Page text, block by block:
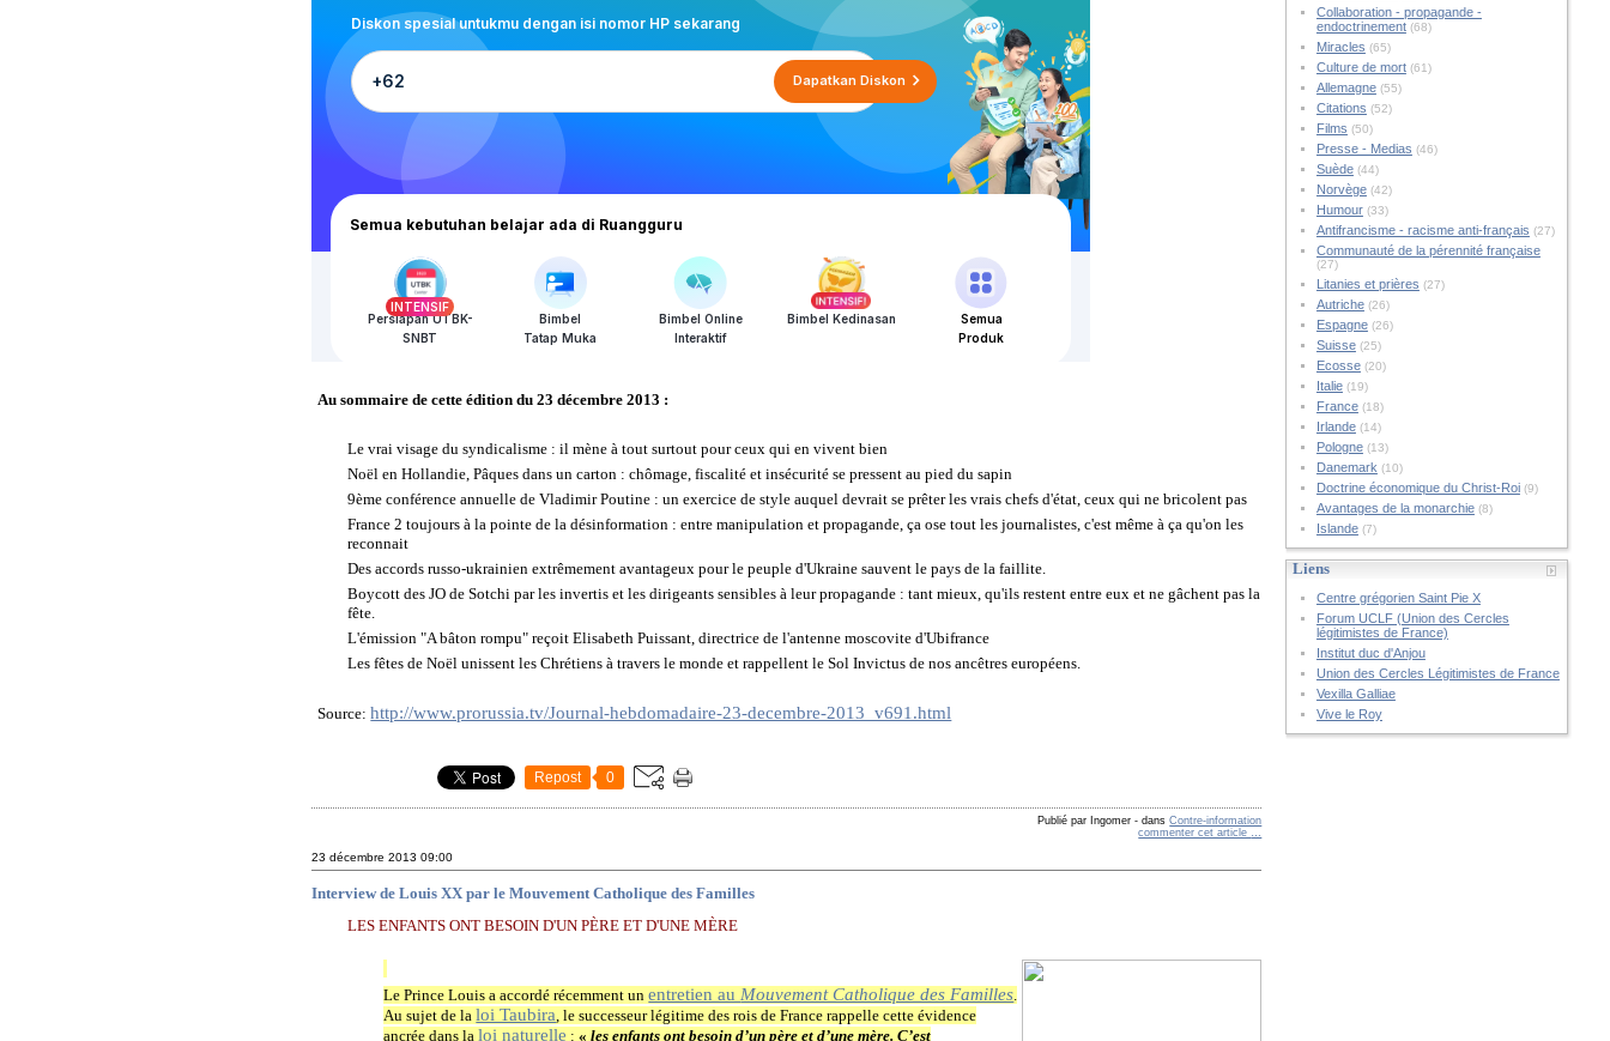
Au sommaire de cette édition du 23 décembre 2013 :
Le vrai visage du syndicalisme : il mène à tout surtout pour ceux qui en vivent bien
Noël en Hollandie, Pâques dans un carton : chômage, fiscalité et insécurité se pressent au pied du sapin
9ème conférence annuelle de Vladimir Poutine : un exercice de style auquel devrait se prêter les vrais chefs d'état, ceux qui ne bricolent pas
France 2 toujours à la pointe de la désinformation : entre manipulation et propagande, ça ose tout les journalistes, c'est même à ça qu'on les
reconnait
Des accords russo-ukrainien extrêmement avantageux pour le peuple d'Ukraine sauvent le pays de la faillite.
Boycott des JO de Sotchi par les invertis et les dirigeants sensibles à leur propagande : tant mieux, qu'ils restent entre eux et ne gâchent pas la
fête.
L'émission "A bâton rompu" reçoit Elisabeth Puissant, directrice de l'antenne moscovite d'Ubifrance
Les fêtes de Noël unissent les Chrétiens à travers le monde et rappellent le Sol Invictus de nos ancêtres européens.
Source:http://www.prorussia.tv/Journal-hebdomadaire-23-decembre-2013_v691.html
Repost 0
Publié par Ingomer - dansContre-information
commenter cet article …
23 décembre 2013 09:00
Interview de Louis XX par le Mouvement Catholique des Familles
LES ENFANTS ONT BESOIN D'UN PÈRE ET D'UNE MÈRE
Le Prince Louis a accordé récemment unentretien au Mouvement Catholique des Familles
Au sujet de laloi Taubira , le successeur légitime des rois de France rappelle cette évidence
ancrée dans laloi naturelle :«les enfants ont besoin d’un père et d’une mère. C’est
Collaboration - propagande -
endoctrinement(68)
Miracles (65)
Culture de mort(61)
Allemagne(55)
Citations (52)
Films (50)
Presse - Medias (46)
Suède(44)
Norvège(42)
Humour(33)
Antifrancisme - racisme anti-français (27)
Communauté de la pérennité française
(27)
Litanies et prières (27)
Autriche(26)
Espagne(26)
Suisse(25)
Ecosse(20)
Italie(19)
France(18)
Irlande(14)
Pologne(13)
Danemark (10)
Doctrine économique du Christ-Roi(9)
Avantages de la monarchie(8)
Islande(7)
Liens
Centre grégorien Saint Pie X
Forum UCLF (Union des Cercles
légitimistes de France)
Institut duc d'Anjou
Union des Cercles Légitimistes de France
Vexilla Galliae
Vive le Roy